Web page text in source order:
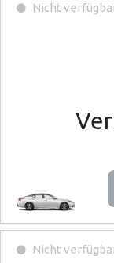
Nicht
Nicht